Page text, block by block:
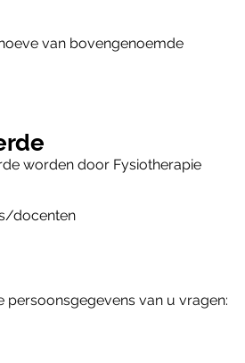
van bovengenoemde
worden door Fysiotherapie
docenten
van u vragen: